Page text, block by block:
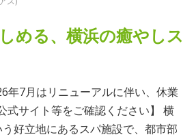
める、横浜の癒やしス
年7月はリニューアルに伴い、休業
式サイト等をご確認ください】 横
好立地にあるスパ施設で、都市部